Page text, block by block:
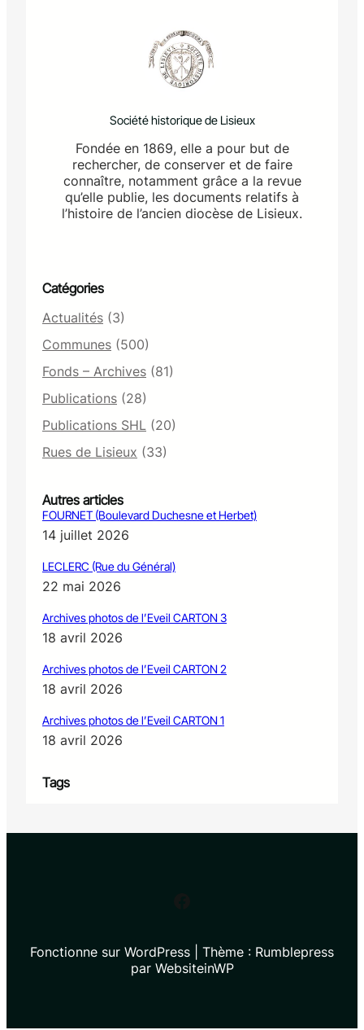
Société historique de Lisieux
Fondée en 1869, elle a pour but de
rechercher, de conserver et de faire
connaître, notamment grâce a la revue
qu’elle publie, les documents relatifs à
l’histoire de l’ancien diocèse de Lisieux.
Catégories
Actualités (3)
Communes (500)
Fonds – Archives (81)
Publications (28)
Publications SHL (20)
Rues de Lisieux (33)
Autres articles
FOURNET (Boulevard Duchesne et Herbet)
14 juillet 2026
LECLERC (Rue du Général)
22 mai 2026
Archives photos de l’Eveil CARTON 3
18 avril 2026
Archives photos de l’Eveil CARTON 2
18 avril 2026
Archives photos de l’Eveil CARTON 1
18 avril 2026
Tags
Fonctionne sur WordPress | Thème : Rumblepress
par WebsiteinWP